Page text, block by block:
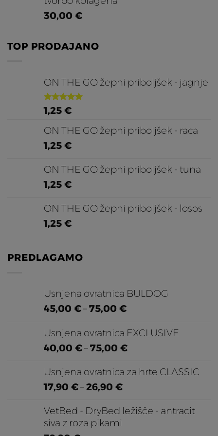
30,00 €
TOP PRODAJANO
ON THE GO žepni priboljšek - jagnje
Ocenjeno
5.00od 5
1,25 €
ON THE GO žepni priboljšek - raca
1,25 €
ON THE GO žepni priboljšek - tuna
1,25 €
ON THE GO žepni priboljšek - losos
1,25 €
PREDLAGAMO
Usnjena ovratnica BULDOG
45,00 €–75,00 €Cenovni
od
45,00 €
75,00 €
Usnjena ovratnica EXCLUSIVE
40,00 €–75,00 €Cenovni
od
75,00 €
Usnjena ovratnica za hrte CLASSIC
17,90 €–26,90 €Cenovni
od
VetBed - DryBed ležišče - antracit
siva z roza pikami